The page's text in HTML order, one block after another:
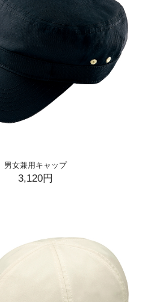
男女兼用キャップ
3,120円